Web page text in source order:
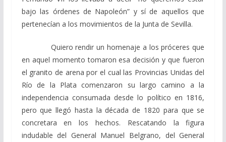
bajo las órdenes de Napoleón” y sí de aquellos que
pertenecían a los movimientos de la Junta de Sevilla.
Quiero rendir un homenaje a los próceres que
en aquel momento tomaron esa decisión y que fueron
el granito de arena por el cual las Provincias Unidas del
Río de la Plata comenzaron su largo camino a la
independencia consumada desde lo político en 1816,
pero que llegó hasta la década de 1820 para que se
concretara en los hechos. Rescatando la figura
indudable del General Manuel Belgrano, del General